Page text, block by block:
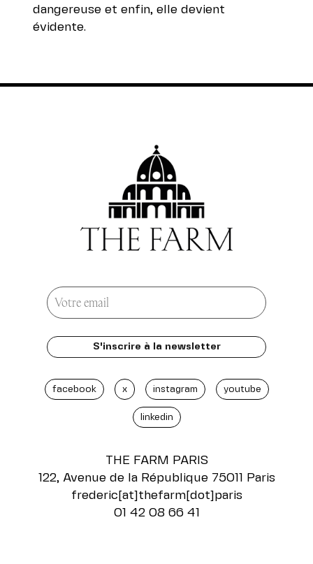
dangereuse et enfin, elle devient
évidente.
facebook x instagram youtube
linkedin
THE FARM
PARIS
122, Avenue de la République 75011 Paris
frederic[at]thefarm[dot]paris
01 42 08 66 41